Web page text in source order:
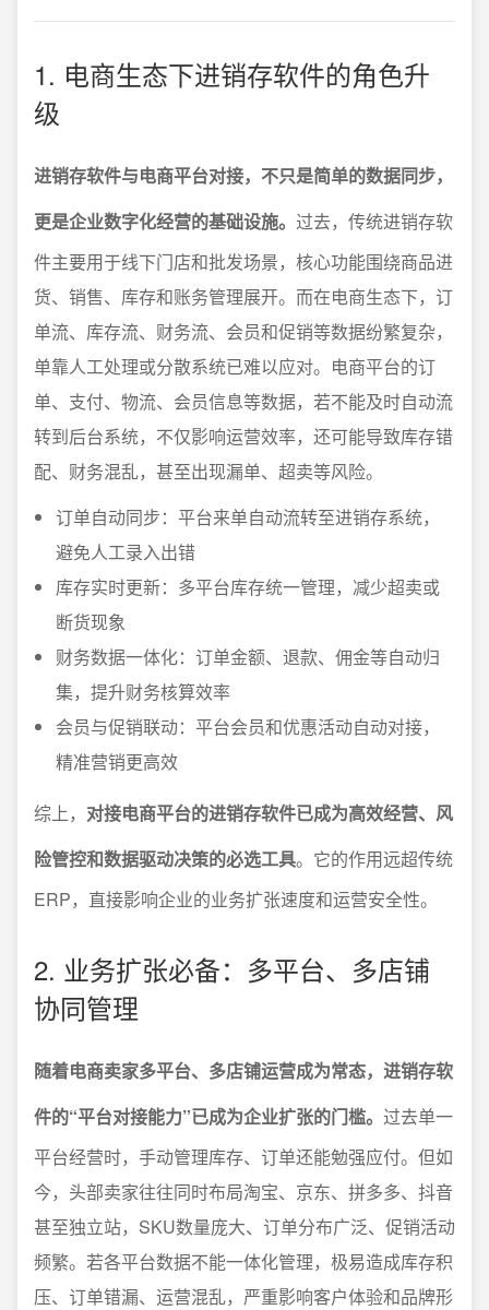
1. 电商生态下进销存软件的角色升
级
进销存软件与电商平台对接，不只是简单的数据同步，
更是企业数字化经营的基础设施。 过去，传统进销存软
件主要用于线下门店和批发场景，核心功能围绕商品进
货、销售、库存和账务管理展开。而在电商生态下，订
单流、库存流、财务流、会员和促销等数据纷繁复杂，
单靠人工处理或分散系统已难以应对。电商平台的订
单、支付、物流、会员信息等数据，若不能及时自动流
转到后台系统，不仅影响运营效率，还可能导致库存错
配、财务混乱，甚至出现漏单、超卖等风险。
订单自动同步：平台来单自动流转至进销存系统，
避免人工录入出错
库存实时更新：多平台库存统一管理，减少超卖或
断货现象
财务数据一体化：订单金额、退款、佣金等自动归
集，提升财务核算效率
会员与促销联动：平台会员和优惠活动自动对接，
精准营销更高效
综上， 对接电商平台的进销存软件已成为高效经营、风
险管控和数据驱动决策的必选工具。它的作用远超传统
ERP，直接影响企业的业务扩张速度和运营安全性。
2. 业务扩张必备：多平台、多店铺
协同管理
随着电商卖家多平台、多店铺运营成为常态，进销存软
件的“平台对接能力”已成为企业扩张的门槛。 过去单一
平台经营时，手动管理库存、订单还能勉强应付。但如
今，头部卖家往往同时布局淘宝、京东、拼多多、抖音
甚至独立站，SKU数量庞大、订单分布广泛、促销活动
频繁。若各平台数据不能一体化管理，极易造成库存积
压、订单错漏、运营混乱，严重影响客户体验和品牌形